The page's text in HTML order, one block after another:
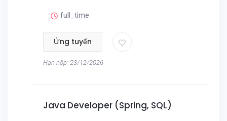
full_time
Ứng tuyển
Hạn nộp: 23/12/2026
Java Developer (Spring, SQL)